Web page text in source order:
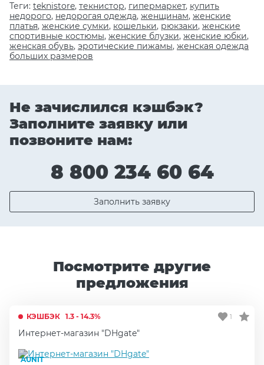
Теги: teknistore, текнистор, гипермаркет, купить
недорого, недорогая одежда, женщинам, женские
платья, женские сумки, кошельки, рюкзаки, женские
спортивные костюмы, женские блузки, женские юбки,
женская обувь, эротические пижамы, женская одежда
больших размеров
Не зачислился кэшбэк?
Заполните заявку или
позвоните нам:
8 800 234 60 64
Заполнить заявку
Посмотрите другие
предложения
КЭШБЭК 1.3 - 14.3% 1
Интернет-магазин "DHgate"
AUNIT